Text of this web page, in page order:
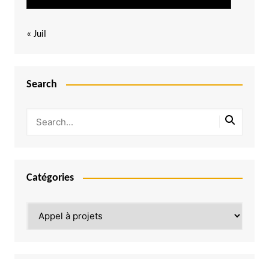
« Juil
Search
Catégories